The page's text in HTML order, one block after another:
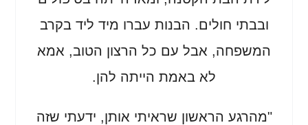
ובבתי חולים. הבנות עברו מיד ליד בקרב
המשפחה, אבל עם כל הרצון הטוב, אמא
לא באמת הייתה להן.
"מהרגע הראשון שראיתי אותן, ידעתי שזה